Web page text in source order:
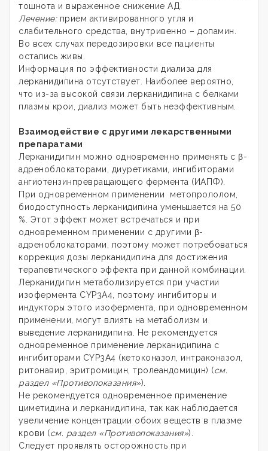
тошнота и выраженное снижение АД.
Лечение:прием активированного угля и
слабительного средства, внутривенно – допамин.
Во всех случах передозировки все пациенты
остались живы.
Информация по эффективности диализа для
лерканидипина отсутствует. Наиболее вероятно,
что из-за высокой связи лерканидипина с белками
плазмы крои, диализ может быть неэффективным.
Взаимодействие с другими лекарственными
препаратами
Лерканидипин можно одновременно применять с β-
адреноблокаторами, диуретиками, ингибиторами
ангиотензинпревращающего фермента (ИАПФ).
При одновременном применении метопрололом,
биодоступность лерканидипина уменьшается на 50
%. Этот эффект может встречаться и при
одновременном применении с другими β-
адреноблокаторами, поэтому может потребоваться
коррекция дозы лерканидипина для достижения
терапевтического эффекта при данной комбинации.
Лерканидипин метаболизируется при участии
изофермента CYP3A4, поэтому ингибиторы и
индукторы этого изофермента, при одновременном
применении, могут влиять на метаболизм и
выведение лерканидипина. Не рекомендуется
одновременное применение лерканидипина с
ингибиторами CYP3A4 (кетоконазол, интраконазол,
ритонавир, эритромицин, тролеандомицин) (см.
раздел «Противопоказания»).
Не рекомендуется одновременное применение
циметидина и лерканидипина, так как наблюдается
увеличение концентрации обоих веществ в плазме
крови (см. раздел «Противопоказания»).
Следует проявлять осторожность при